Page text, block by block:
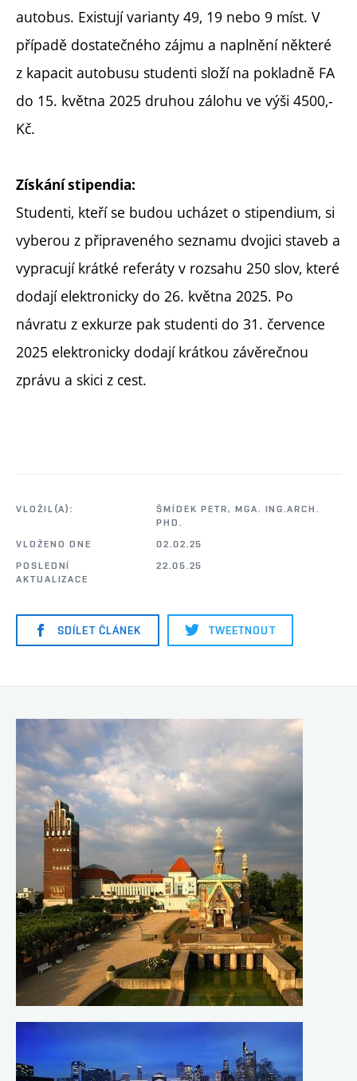
autobus. Existují varianty 49, 19 nebo 9 míst. V
případě dostatečného zájmu a naplnění některé
z kapacit autobusu studenti složí na pokladně FA
do 15. května 2025 druhou zálohu ve výši 4500,-
Kč.
Získání stipendia:
Studenti, kteří se budou ucházet o stipendium, si
vyberou z připraveného seznamu dvojici staveb a
vypracují krátké referáty v rozsahu 250 slov, které
dodají elektronicky do 26. května 2025. Po
návratu z exkurze pak studenti do 31. července
2025 elektronicky dodají krátkou závěrečnou
zprávu a skici z cest.
VLOŽIL(A):
ŠMÍDEK PETR, MGA. ING.ARCH.
PHD.
VLOŽENO DNE
02.02.25
POSLEDNÍ
AKTUALIZACE
22.05.25
SDÍLET ČLÁNEK TWEETNOUT